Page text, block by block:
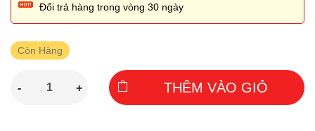
Đổi trả hàng trong vòng 30 ngày
Còn Hàng
- + THÊM VÀO GIỎ